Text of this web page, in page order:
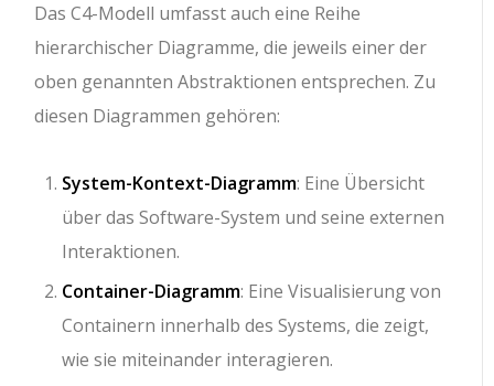
Das C4-Modell umfasst auch eine Reihe
hierarchischer Diagramme, die jeweils einer der
oben genannten Abstraktionen entsprechen. Zu
diesen Diagrammen gehören:
System-Kontext-Diagramm: Eine Übersicht
über das Software-System und seine externen
Interaktionen.
Container-Diagramm: Eine Visualisierung von
Containern innerhalb des Systems, die zeigt,
wie sie miteinander interagieren.